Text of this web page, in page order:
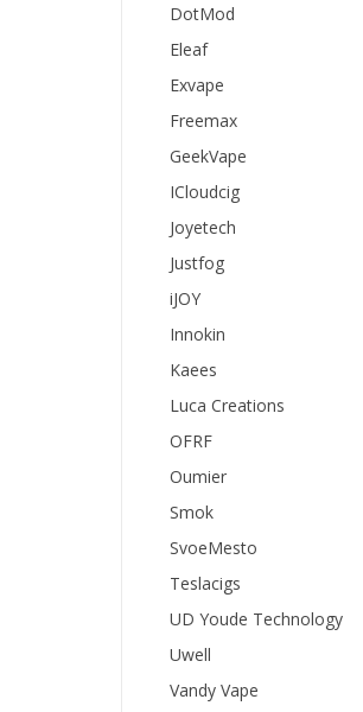
DotMod
Eleaf
Exvape
Freemax
GeekVape
ICloudcig
Joyetech
Justfog
iJOY
Innokin
Kaees
Luca Creations
OFRF
Oumier
Smok
SvoeMesto
Teslacigs
UD Youde Technology
Uwell
Vandy Vape